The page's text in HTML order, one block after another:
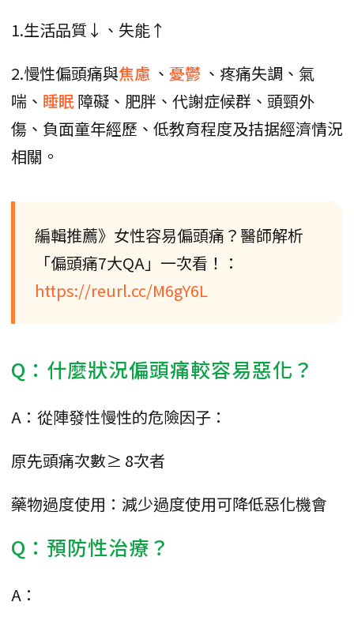
1.生活品質↓、失能↑
2.慢性偏頭痛與焦慮 、 憂鬱 、疼痛失調、氣
喘、 睡眠障礙、肥胖、代謝症候群、頭頸外
傷、負面童年經歷、低教育程度及拮据經濟情況
相關。
編輯推薦》女性容易偏頭痛？醫師解析
「偏頭痛7大QA」一次看！：
https://reurl.cc/M6gY6L
Q：什麼狀況偏頭痛較容易惡化？
A：從陣發性慢性的危險因子：
原先頭痛次數≥ 8次者
藥物過度使用：減少過度使用可降低惡化機會
Q：預防性治療？
A：